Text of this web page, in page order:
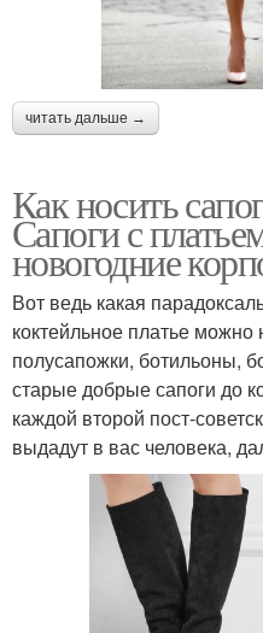
читать дальше →
Как носить
Сапоги с
новогодние
Вот ведь какая
коктейльное платье
полусапожки, ботильоны,
старые добрые сапоги до
каждой второй пост-
выдадут в вас человека,